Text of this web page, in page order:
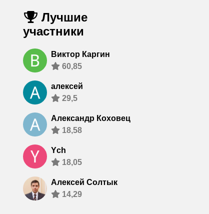
Лучшие
участники
Виктор Каргин
60,85
алексей
29,5
Александр Коховец
18,58
Ych
18,05
Алексей Солтык
14,29